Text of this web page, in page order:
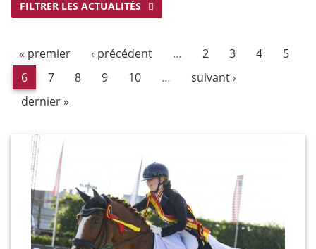
FILTRER LES ACTUALITÉS
« premier ‹ précédent … 2 3 4
5
6
7 8 9 10 …
suivant ›
dernier »